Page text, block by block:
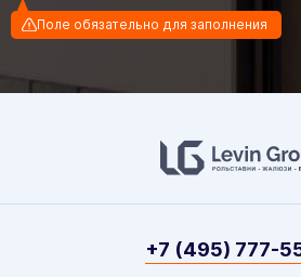
Поле обязательно для заполнения
+7 (495) 777-